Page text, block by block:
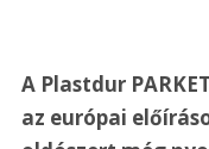
A Plastdur
az európai